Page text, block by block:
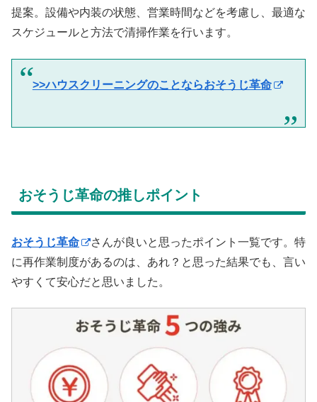
提案。設備や内装の状態、営業時間などを考慮し、最適な
スケジュールと方法で清掃作業を行います。
>>ハウスクリーニングのことならおそうじ革命
おそうじ革命の推しポイント
おそうじ革命
さんが良いと思ったポイント一覧です。特
に再作業制度があるのは、あれ？と思った結果でも、言い
やすくて安心だと思いました。